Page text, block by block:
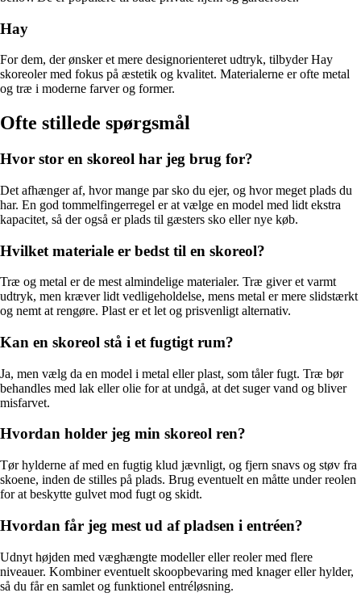
Hay
For dem, der ønsker et mere designorienteret udtryk, tilbyder Hay
skoreoler med fokus på æstetik og kvalitet. Materialerne er ofte metal
og træ i moderne farver og former.
Ofte stillede spørgsmål
Hvor stor en skoreol har jeg brug for?
Det afhænger af, hvor mange par sko du ejer, og hvor meget plads du
har. En god tommelfingerregel er at vælge en model med lidt ekstra
kapacitet, så der også er plads til gæsters sko eller nye køb.
Hvilket materiale er bedst til en skoreol?
Træ og metal er de mest almindelige materialer. Træ giver et varmt
udtryk, men kræver lidt vedligeholdelse, mens metal er mere slidstærkt
og nemt at rengøre. Plast er et let og prisvenligt alternativ.
Kan en skoreol stå i et fugtigt rum?
Ja, men vælg da en model i metal eller plast, som tåler fugt. Træ bør
behandles med lak eller olie for at undgå, at det suger vand og bliver
misfarvet.
Hvordan holder jeg min skoreol ren?
Tør hylderne af med en fugtig klud jævnligt, og fjern snavs og støv fra
skoene, inden de stilles på plads. Brug eventuelt en måtte under reolen
for at beskytte gulvet mod fugt og skidt.
Hvordan får jeg mest ud af pladsen i entréen?
Udnyt højden med væghængte modeller eller reoler med flere
niveauer. Kombiner eventuelt skoopbevaring med knager eller hylder,
så du får en samlet og funktionel entréløsning.